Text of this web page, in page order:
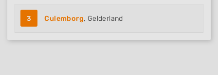
3 Culemborg, Gelderland